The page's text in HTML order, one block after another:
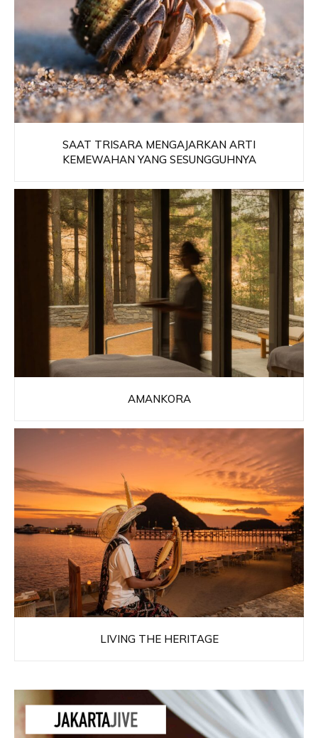
SAAT TRISARA MENGAJARKAN ARTI
KEMEWAHAN YANG SESUNGGUHNYA
AMANKORA
LIVING THE HERITAGE